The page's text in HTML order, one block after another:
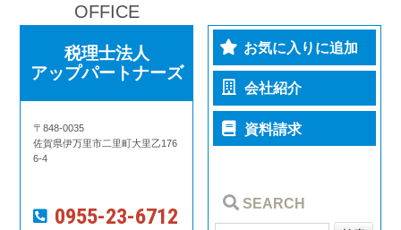
OFFICE
税理士法人
アップパートナーズ
〒848-0035
佐賀県伊万里市二里町大里乙176
6-4
0955-23-6712
お気に入りに追加
会社紹介
資料請求
SEARCH